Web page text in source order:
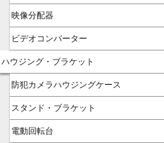
映像分配器
ビデオコンバーター
ハウジング・ブラケット
防犯カメラハウジングケース
スタンド・ブラケット
電動回転台